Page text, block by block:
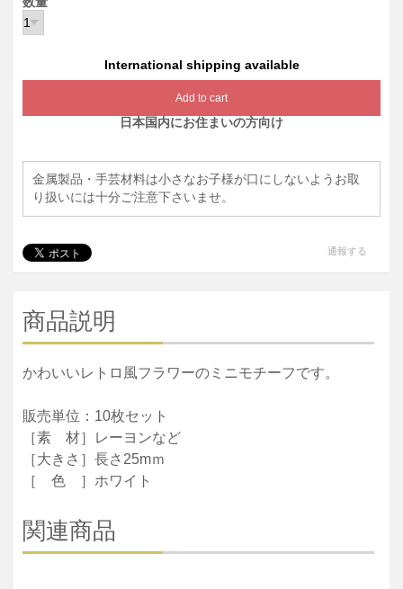
International shipping available
Add to cart
日本国内にお住まいの方向け
金属製品・手芸材料は小さなお子様が口にしないようお取
り扱いには十分ご注意下さいませ。
通報する
商品説明
かわいいレトロ風フラワーのミニモチーフです。
販売単位：10枚セット
［素 材］レーヨンなど
［大きさ］長さ25mｍ
［ 色 ］ホワイト
関連商品